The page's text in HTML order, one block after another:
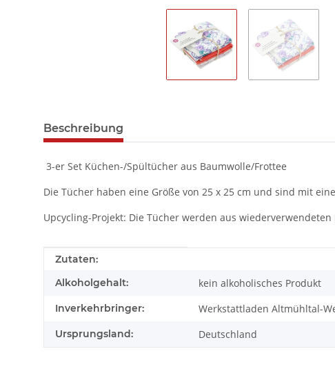
Beschreibung
3-er Set Küchen-/Spültücher aus Baumwolle/Frottee
Die Tücher haben eine Größe von 25 x 25 cm und sind mit
Upcycling-Projekt: Die Tücher werden aus
Produkteigenschaft
Wert
Zutaten:
Alkoholgehalt:
kein alkoholisches Produkt
Inverkehrbringer: Werkstattladen Altmühltal-
Ursprungsland: Deutschland